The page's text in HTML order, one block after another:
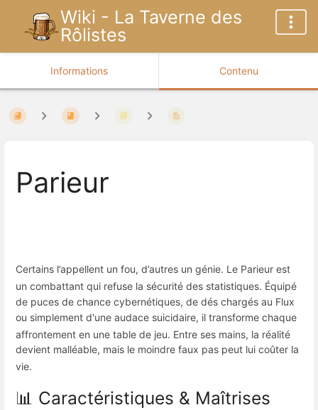
Wiki - La Taverne des
Rôlistes
Informations Contenu
Parieur
Certains l’appellent un fou, d’autres un génie. Le Parieur est
un combattant qui refuse la sécurité des statistiques. Équipé
de puces de chance cybernétiques, de dés chargés au Flux
ou simplement d'une audace suicidaire, il transforme chaque
affrontement en une table de jeu. Entre ses mains, la réalité
devient malléable, mais le moindre faux pas peut lui coûter la
vie.
📊 Caractéristiques & Maîtrises